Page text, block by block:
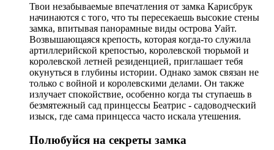
Твои незабываемые впечатления от замка Карисбрук
начинаются с того, что ты пересекаешь высокие стены
замка, впитывая панорамные виды острова Уайт.
Возвышающаяся крепость, которая когда-то служила
артиллерийской крепостью, королевской тюрьмой и
королевской летней резиденцией, приглашает тебя
окунуться в глубины истории. Однако замок связан не
только с войной и королевскими делами. Он также
излучает спокойствие, особенно когда ты ступаешь в
безмятежный сад принцессы Беатрис - садоводческий
изыск, где сама принцесса часто искала утешения.
Полюбуйся на секреты замка